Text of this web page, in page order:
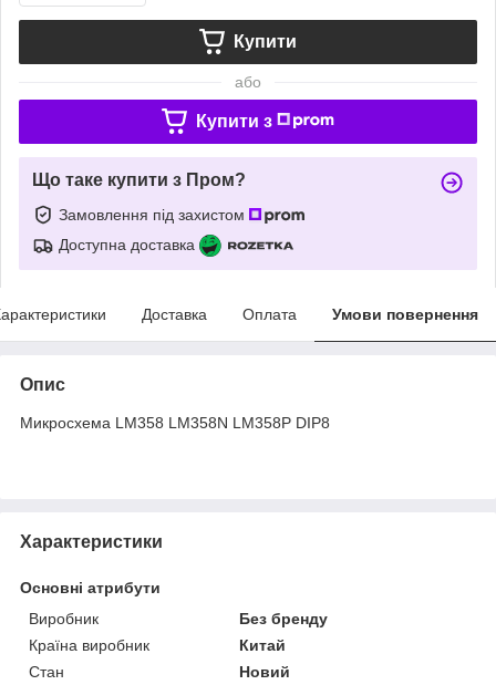
Купити
або
Купити з
Що таке купити з Пром?
Замовлення під захистом
Доступна доставка
Доставка Оплата Умови повернення
Опис
Микросхема LM358 LM358N LM358P DIP8
Характеристики
Основні атрибути
Виробник
Без бренду
Країна виробник
Китай
Стан
Новий